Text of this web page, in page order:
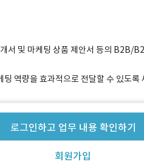
로그인하고 업무 내용 확인하기
회원가입
서 및 마케팅 상품 제안서 등의 B2B/
역량을 효과적으로 전달할 수 있도